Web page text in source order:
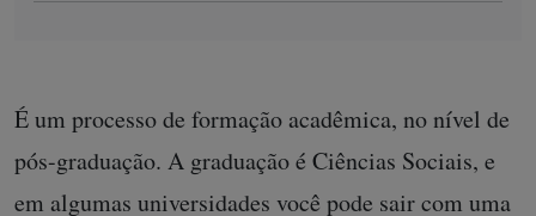
É um processo de formação acadêmica, no nível de
pós-graduação. A graduação é Ciências Sociais, e
em algumas universidades você pode sair com uma